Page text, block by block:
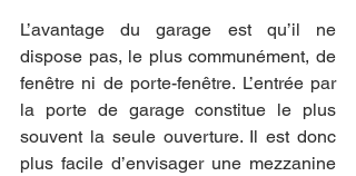
L’avantage du garage est qu’il ne
dispose pas, le plus communément, de
fenêtre ni de porte-fenêtre. L’entrée par
la porte de garage constitue le plus
souvent la seule ouverture. Il est donc
plus facile d’envisager une mezzanine